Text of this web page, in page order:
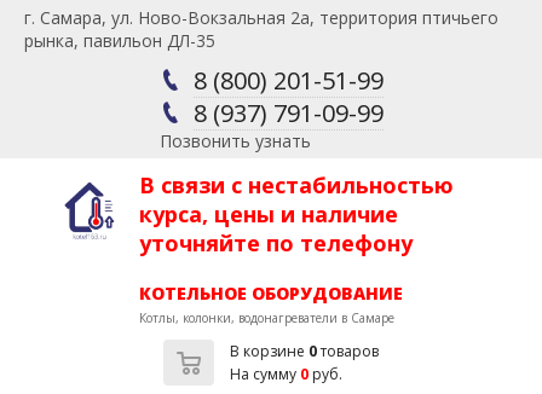
г. Самара, ул. Ново-Вокзальная 2а, территория птичьего
рынка, павильон ДЛ-35
8 (800) 201-51-99
8 (937) 791-09-99
Позвонить узнать
В связи с нестабильностью
курса, цены и наличие
уточняйте по телефону
КОТЕЛЬНОЕ ОБОРУДОВАНИЕ
Котлы, колонки, водонагреватели в Самаре
В корзине 0товаров
На сумму 0руб.